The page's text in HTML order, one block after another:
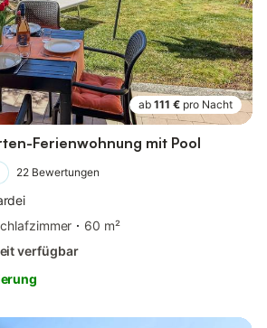
ab 111 € pro Nacht
Ferienwohnung mit Pool
22 Bewertungen
60 m²
verfügbar